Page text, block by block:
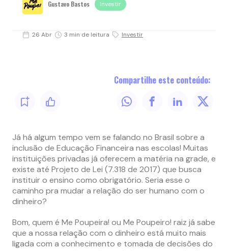
Gustavo Bastos Investir
26 Abr 3 min de leitura Investir
Compartilhe este conteúdo:
Já há algum tempo vem se falando no Brasil sobre a
inclusão de Educação Financeira nas escolas! Muitas
instituições privadas já oferecem a matéria na grade, e
existe até Projeto de Lei (7.318 de 2017) que busca
instituir o ensino como obrigatório. Seria esse o
caminho pra mudar a relação do ser humano com o
dinheiro?
Bom, quem é Me Poupeira! ou Me Poupeiro! raiz já sabe
que a nossa relação com o dinheiro está muito mais
ligada com a conhecimento e tomada de decisões do